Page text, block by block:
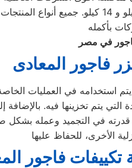
بما في ذلك الأتوماتيكية والتحميل الأمامي
في مصر
فاجور المعادى
في العمليات
يتم تخزينها فيه.
في التجميد وعمله بشكل
فاجور